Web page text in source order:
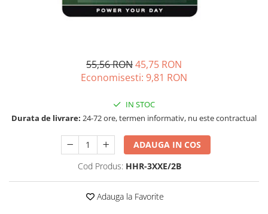
Invertoare Hibrid
Convertoare de tensiune
Sisteme de stocare energie
Pachete complete stocare energie
Sisteme de Stocare Comerciale
Sisteme fotovoltaice complete
55,56 RON45,75 RON
Economisesti: 9,81 RON
IN STOC
Durata de livrare: 24-72 ore, termen informativ, nu este contractual
ADAUGA IN COS
Cod Produs: HHR-3XXE/2B
Adauga la Favorite